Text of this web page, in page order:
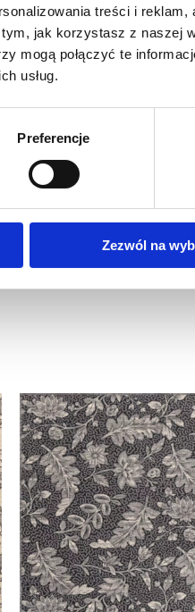
treści i reklam,
jak korzystasz z naszej
mogą połączyć te
usług.
Preferencje
Zezwól na